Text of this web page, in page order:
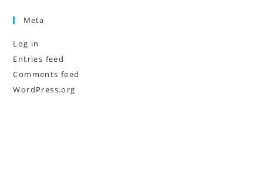
Meta
Log in
Entries feed
Comments feed
WordPress.org